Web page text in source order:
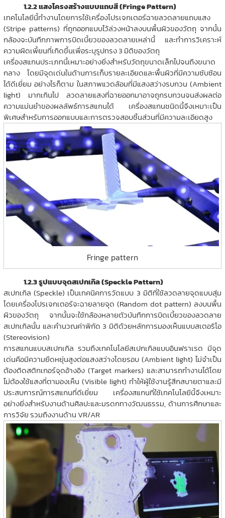
1.2.2 แสงโครงสร้างแบบแถบสี (Fringe Pattern)
เทคโนโลยีนี้ทำงานโดยการใช้เครื่องโปรเจกเตอร์ฉายลวดลายแถบแสง
(Stripe patterns) ที่ถูกออกแบบไว้ล่วงหน้าลงบนพื้นผิวของวัตถุ จากนั้น
กล้องจะบันทึกภาพการบิดเบี้ยวของลวดลายเหล่านี้ และทำการวิเคราะห์
ความผิดเพี้ยนที่เกิดขึ้นเพื่อระบุรูปทรง 3 มิติของวัตถุ
เครื่องสแกนประเภทนี้เหมาะอย่างยิ่งสำหรับวัตถุขนาดเล็กไปจนถึงขนาด
กลาง โดยมีจุดเด่นในด้านการเก็บรายละเอียดและพื้นผิวที่มีความซับซ้อน
ได้ดีเยี่ยม อย่างไรก็ตาม ในสภาพแวดล้อมที่มีแสงสว่างรบกวน (Ambient
light) มากเกินไป ลวดลายแสงที่ฉายออกมาอาจถูกรบกวนจนส่งผลต่อ
ความแม่นยำของผลลัพธ์การสแกนได้ เครื่องสแกนชนิดนี้จึงเหมาะเป็น
พิเศษสำหรับการออกแบบและการตรวจสอบชิ้นส่วนที่มีความละเอียดสูง
Fringe pattern
1.2.3 รูปแบบจุดสเปกเกิล (Speckle Pattern)
สเปกเกิล (Speckle) เป็นเทคนิคการวัดแบบ 3 มิติที่ใช้ลวดลายจุดแบบสุ่ม
โดยเครื่องโปรเจกเตอร์จะฉายลายจุด (Random dot pattern) ลงบนพื้น
ผิวของวัตถุ จากนั้นจะใช้กล้องหลายตัวบันทึกการบิดเบี้ยวของลวดลาย
สเปกเกิลนั้น และคำนวณค่าพิกัด 3 มิติด้วยหลักการมองเห็นแบบสเตอริโอ
(Stereovision)
การสแกนแบบสเปกเกิล รวมถึงเทคโนโลยีสเปกเกิลแบบอินฟราเรด มีจุด
เด่นคือมีความยืดหยุ่นสูงต่อแสงสว่างโดยรอบ (Ambient light) ไม่จำเป็น
ต้องติดสติกเกอร์จุดอ้างอิง (Target markers) และสามารถทำงานได้โดย
ไม่ต้องใช้แสงที่ตามองเห็น (Visible light) ทำให้ผู้ใช้งานรู้สึกสบายตาและมี
ประสบการณ์การสแกนที่ดีเยี่ยม เครื่องสแกนที่ใช้เทคโนโลยีนี้จึงเหมาะ
อย่างยิ่งสำหรับงานด้านศิลปะและมรดกทางวัฒนธรรม, ด้านการศึกษาและ
การวิจัย รวมถึงงานด้าน VR/AR